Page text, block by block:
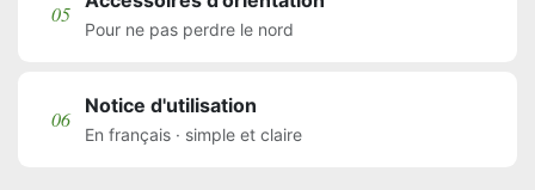
05
Pour ne pas perdre le nord
06
Notice d'utilisation
En français · simple et claire